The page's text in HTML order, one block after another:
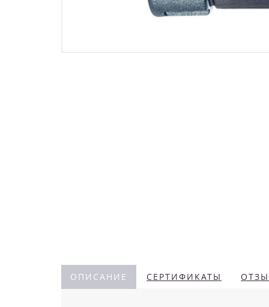
ОПИСАНИЕ СЕРТИФИКАТЫ